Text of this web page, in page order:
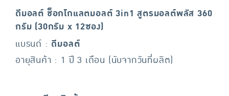
ดีมอลต์ ช็อกโกแลตมอลต์ 3in1 สูตรมอลต์พลัส 360
กรัม (30กรัม x 12ซอง)
แบรนด์ : ดีมอลต์
อายุสินค้า : 1 ปี 3 เดือน (นับจากวันที่ผลิต)